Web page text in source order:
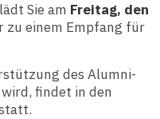
Sie am Freitag, den
zu einem Empfang für
des Alumni-
findet in den